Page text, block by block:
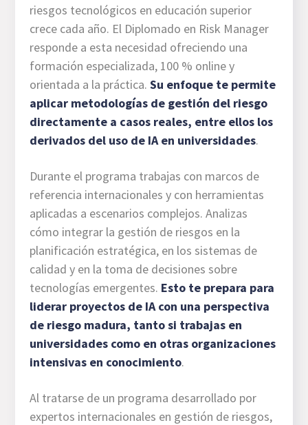
riesgos tecnológicos en educación superior
crece cada año. El Diplomado en Risk Manager
responde a esta necesidad ofreciendo una
formación especializada, 100 % online y
orientada a la práctica. Su enfoque te permite
aplicar metodologías de gestión del riesgo
directamente a casos reales, entre ellos los
derivados del uso de IA en universidades.
Durante el programa trabajas con marcos de
referencia internacionales y con herramientas
aplicadas a escenarios complejos. Analizas
cómo integrar la gestión de riesgos en la
planificación estratégica, en los sistemas de
calidad y en la toma de decisiones sobre
tecnologías emergentes. Esto te prepara para
liderar proyectos de IA con una perspectiva
de riesgo madura, tanto si trabajas en
universidades como en otras organizaciones
intensivas en conocimiento.
Al tratarse de un programa desarrollado por
expertos internacionales en gestión de riesgos,